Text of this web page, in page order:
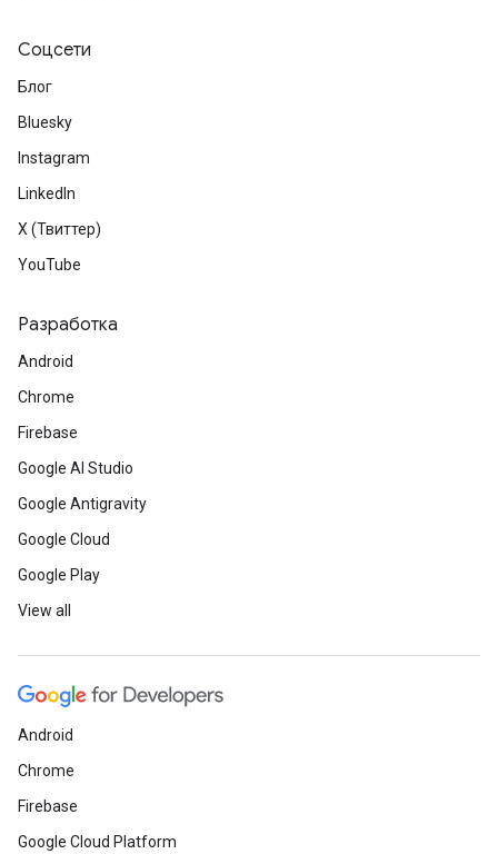
Соцсети
Блог
Bluesky
Instagram
LinkedIn
X (Твиттер)
YouTube
Разработка
Android
Chrome
Firebase
Google AI Studio
Google Antigravity
Google Cloud
Google Play
View all
Android
Chrome
Firebase
Google Cloud Platform